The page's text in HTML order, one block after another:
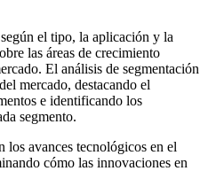
el tipo, la aplicación y la
las áreas de crecimiento
El análisis de segmentación
mercado, destacando el
e identificando los
segmento.
avances tecnológicos en el
cómo las innovaciones en